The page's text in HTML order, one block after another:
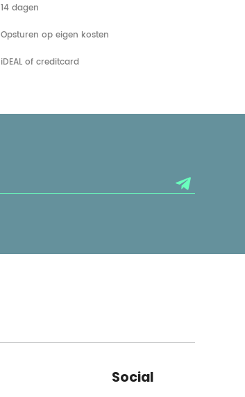
14 dagen
Opsturen op eigen kosten
iDEAL of creditcard
Social